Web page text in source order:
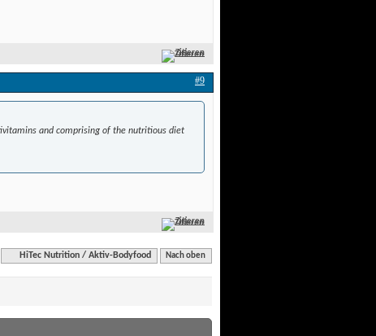
Zitieren
#9
and comprising of the nutritious diet
Zitieren
HiTec Nutrition / Aktiv-Bodyfood Nach oben